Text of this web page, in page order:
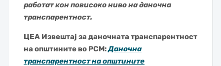
работат кон повисоко ниво на даночна
транспарентност.
ЦЕА Извештај за даночната транспарентност
на општините во РСМ:Даночна
транспарентност на општините